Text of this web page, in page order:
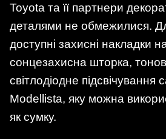
Toyota та її партнери
деталями не обмежилися.
доступні захисні накладки
сонцезахисна шторка,
світлодіодне
Modellista, яку можна
як сумку.